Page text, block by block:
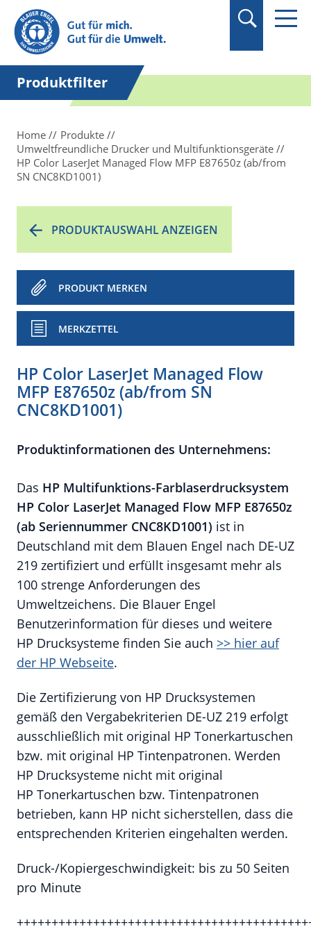
Produktfilter
Home
Produkte
Umweltfreundliche Drucker und Multifunktionsgeräte
HP Color LaserJet Managed Flow MFP E87650z (ab/from
SN CNC8KD1001)
PRODUKTAUSWAHL ANZEIGEN
PRODUKT MERKEN
MERKZETTEL
HP Color LaserJet Managed Flow
MFP E87650z (ab/from SN
CNC8KD1001)
Produktinformationen des Unternehmens:
Das HP Multifunktions-Farblaserdrucksystem
HP Color LaserJet Managed Flow MFP E87650z
(ab Seriennummer CNC8KD1001) ist in
Deutschland mit dem Blauen Engel nach DE-UZ
219 zertifiziert und erfüllt insgesamt mehr als
100 strenge Anforderungen des
Umweltzeichens. Die Blauer Engel
Benutzerinformation für dieses und weitere
HP Drucksysteme finden Sie auch >> hier auf
der HP Webseite.
Die Zertifizierung von HP Drucksystemen
gemäß den Vergabekriterien DE-UZ 219 erfolgt
ausschließlich mit original HP Tonerkartuschen
bzw. mit original HP Tintenpatronen. Werden
HP Drucksysteme nicht mit original
HP Tonerkartuschen bzw. Tintenpatronen
betrieben, kann HP nicht sicherstellen, dass die
entsprechenden Kriterien eingehalten werden.
Druck-/Kopiergeschwindigkeit: bis zu 50 Seiten
pro Minute